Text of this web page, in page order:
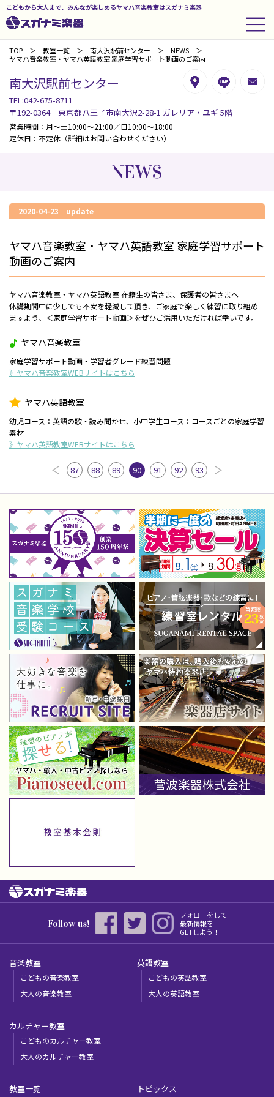
こどもから大人まで、みんなが楽しめるヤマハ音楽教室はスガナミ楽器
TOP 教室一覧 南大沢駅前センター
NEWS
ヤマハ音楽教室・ヤマハ英語教室 家庭学習サポート動画のご案内
南大沢駅前センター
TEL:042-675-8711
〒192-0364 東京都八王子市南大沢2-28-1 ガレリア・ユギ 5階
営業時間：月～土10:00～21:00／日10:00～18:00
定休日：不定休（詳細はお問い合わせください）
NEWS
2020-04-23 update
ヤマハ音楽教室・ヤマハ英語教室 家庭学習サポート
動画のご案内
ヤマハ音楽教室・ヤマハ英語教室 在籍生の皆さま、保護者の皆さまへ
休講期間中に少しでも不安を軽減して頂き、ご家庭で楽しく練習に取り組め
ますよう、＜家庭学習サポート動画＞をぜひご活用いただければ幸いです。
ヤマハ音楽教室
家庭学習サポート動画・学習者グレード練習問題
》ヤマハ音楽教室WEBサイトはこちら
ヤマハ英語教室
幼児コース：英語の歌・読み聞かせ、小中学生コース：コースごとの家庭学習
素材
》ヤマハ英語教室WEBサイトはこちら
87 88 89 90 91 92 93
Follow us!
フォローをして
最新情報を
GETしよう！
音楽教室
こどもの音楽教室
大人の音楽教室
英語教室
こどもの英語教室
大人の英語教室
カルチャー教室
こどものカルチャー教室
大人のカルチャー教室
教室一覧 トピックス